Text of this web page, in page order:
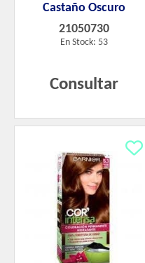
Castaño Oscuro
21050730
En Stock: 53
Consultar